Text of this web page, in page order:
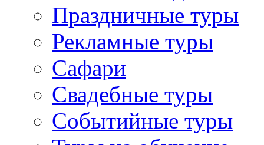
Праздничные туры
Рекламные туры
Сафари
Свадебные туры
Событийные туры